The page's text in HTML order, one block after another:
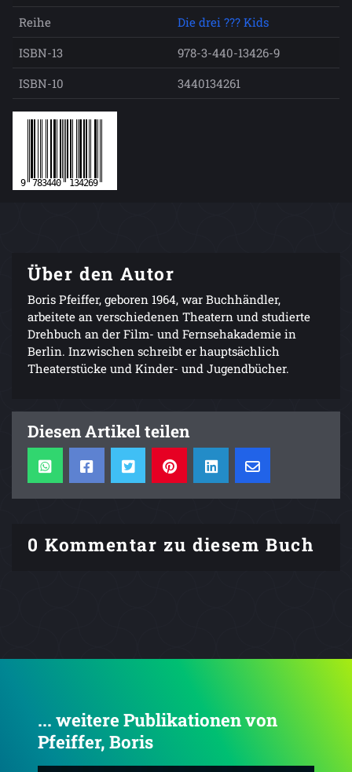
Reihe
Die drei ??? Kids
ISBN-13
978-3-440-13426-9
ISBN-10
3440134261
Über den Autor
Boris Pfeiffer, geboren 1964, war Buchhändler,
arbeitete an verschiedenen Theatern und studierte
Drehbuch an der Film- und Fernsehakademie in
Berlin. Inzwischen schreibt er hauptsächlich
Theaterstücke und Kinder- und Jugendbücher.
Diesen Artikel teilen
0 Kommentar zu diesem Buch
... weitere Publikationen von
Pfeiffer, Boris